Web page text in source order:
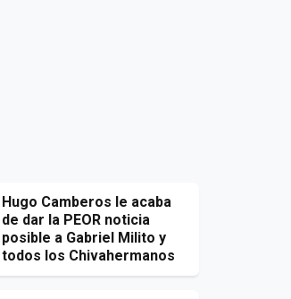
Hugo Camberos le acaba
de dar la PEOR noticia
posible a Gabriel Milito y
todos los Chivahermanos